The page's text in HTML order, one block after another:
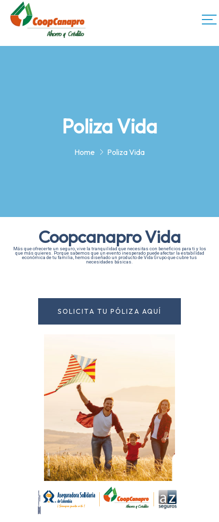
Poliza Vida
Home Poliza Vida
Coopcanapro Vida
Más que ofrecerte un seguro, vive la tranquilidad que necesitas con beneficios para ti y los
que más quieres. Porque sabemos que un evento inesperado puede afectar la estabilidad
económica de tu familia, hemos diseñado un producto de Vida Grupo que cubre tus
necesidades básicas.
SOLICITA TU PÓLIZA AQUÍ